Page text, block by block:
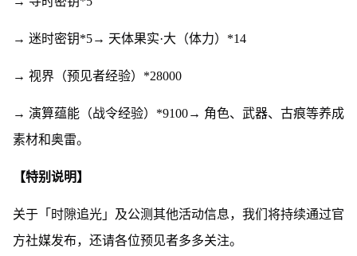
→ 迷时密钥*5→ 天体果实·大（体力）*14
→ 视界（预见者经验）*28000
→ 演算蕴能（战令经验）*9100→ 角色、武器、古痕等养成
素材和奥雷。
【特别说明】
关于「时隙追光」及公测其他活动信息，我们将持续通过官
方社媒发布，还请各位预见者多多关注。